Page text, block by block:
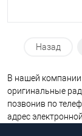
Назад
В нашей
оригинальные
позвонив по
адрес